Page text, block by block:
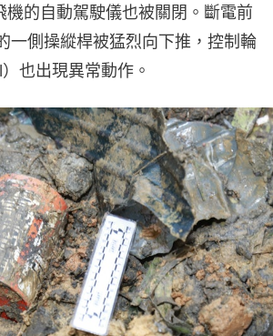
機的自動駕駛儀也被關閉。斷電前
一側操縱桿被猛烈向下推，控制輪
也出現異常動作。